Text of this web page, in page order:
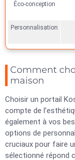
Éco-conception
Personnalisation
Comment
maison
Choisir un portail
compte de
également à vos
options de
cruciaux pour faire
sélectionné répond